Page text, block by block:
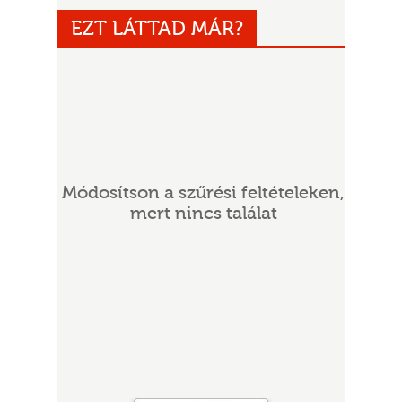
EZT LÁTTAD MÁR?
Módosítson a szűrési feltételeken,
mert nincs találat